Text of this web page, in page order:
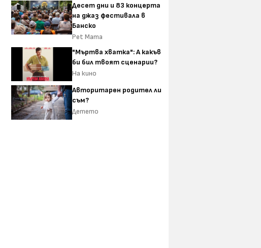
Десет дни и 83 концерта
на джаз фестивала в
Банско
Pet Mama
"Мъртва хватка": А какъв
би бил твоят сценарии?
На кино
Авторитарен родител ли
съм?
Детето